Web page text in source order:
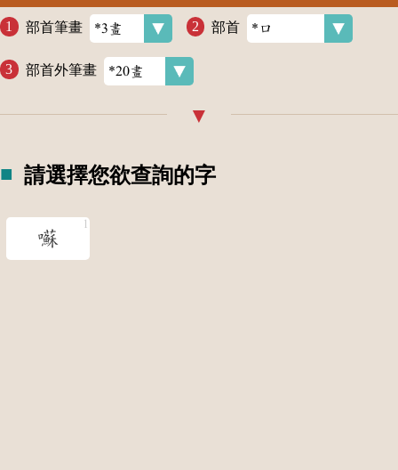
部首筆畫 部首
部首外筆畫
請選擇您欲查詢的字
囌